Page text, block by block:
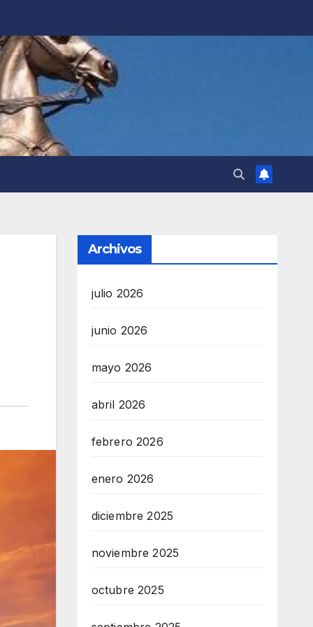
Archivos
julio 2026
junio 2026
mayo 2026
abril 2026
febrero 2026
enero 2026
diciembre 2025
noviembre 2025
octubre 2025